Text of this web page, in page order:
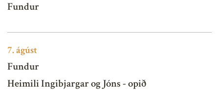
Fundur
7.ágúst
Fundur
Heimili Ingibjargar og Jóns - opið